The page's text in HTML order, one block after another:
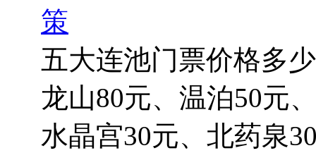
策
五大连池门票价格多
龙山80元、温泊50元
水晶宫30元、北药泉